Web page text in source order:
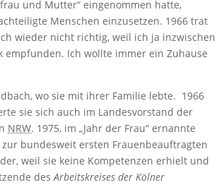
und Mutter“ eingenommen hatte,
Menschen einzusetzen. 1966 trat
wieder nicht richtig, weil ich ja inzwischen
Ich wollte immer ein Zuhause
wo sie mit ihrer Familie lebte. 1966
sie sich auch im Landesvorstand der
NRW. 1975, im „Jahr der Frau“ ernannte
zur bundesweit ersten Frauenbeauftragten
weil sie keine Kompetenzen erhielt und
desArbeitskreises der Kölner